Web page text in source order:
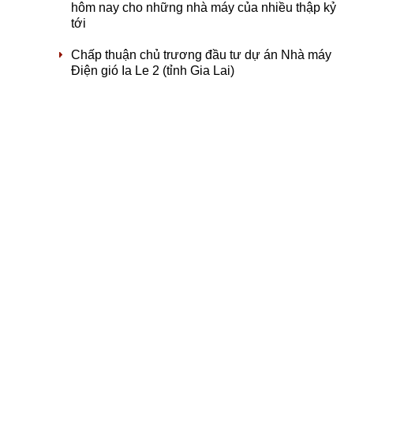
hôm nay cho những nhà máy của nhiều thập kỷ
tới
Chấp thuận chủ trương đầu tư dự án Nhà máy
Điện gió Ia Le 2 (tỉnh Gia Lai)